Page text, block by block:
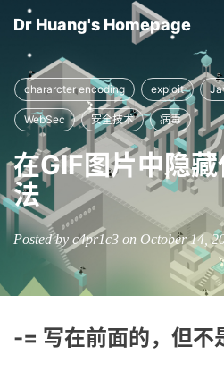
Dr Huang's Homepage
chararcter encoding exploit
WebSec 安全技术 病毒
在GIF图片中隐
法
Posted by c4pr1c3 on October 14,
-= 写在前面的，但不